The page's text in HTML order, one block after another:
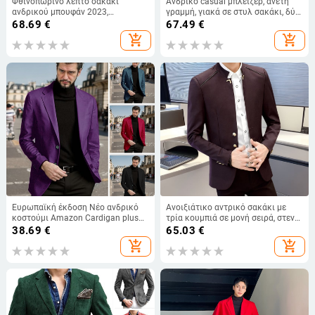
ανδρικού μπουφάν 2023,
μονόχρωμο πλεκτό κοστούμι,
68.69 €
add_shopping_cart
γραμμή, γιακά σε στυλ σακάκι, δύο
κουμπιά εμπρός, εξωτερικό
ύφασμα 100% πολυεστέρας,
επένδυση πολυεστέρας.
67.49 €
add_shopping_cart
Ευρωπαϊκή έκδοση Νέο ανδρικό
κοστούμι Amazon Cardigan plus
size Jacket wish Independent
Station Ιαπωνικό και κορεατικό
φόρεμα σε απόθεμα
38.69 €
add_shopping_cart
Ανοιξιάτικο αντρικό σακάκι με
τρία κουμπιά σε μονή σειρά, στενή
γραμμή, για γάμο
65.03 €
add_shopping_cart